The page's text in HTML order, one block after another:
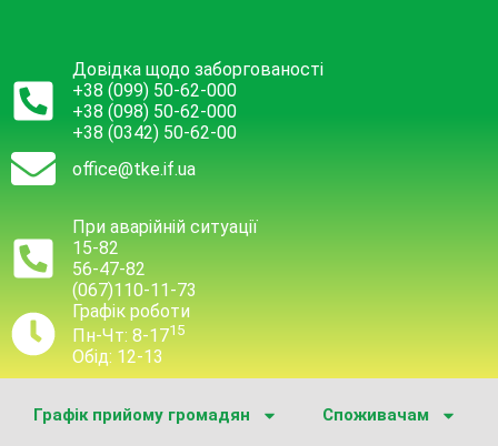
Довідка щодо заборгованості
+38 (099) 50-62-000
+38 (098) 50-62-000
+38 (0342) 50-62-00
office@tke.if.ua
При аварійній ситуації
15-82
56-47-82
(067)110-11-73
Графік роботи
Пн-Чт: 8-1715
Обід: 12-13
Графік прийому громадян Споживачам